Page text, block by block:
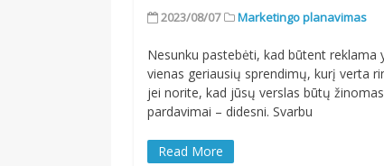
2023/08/07 Marketingo planavimas
Nesunku pastebėti, kad būtent reklama
vienas geriausių sprendimų, kurį verta
jei norite, kad jūsų verslas būtų
pardavimai – didesni. Svarbu
Read More